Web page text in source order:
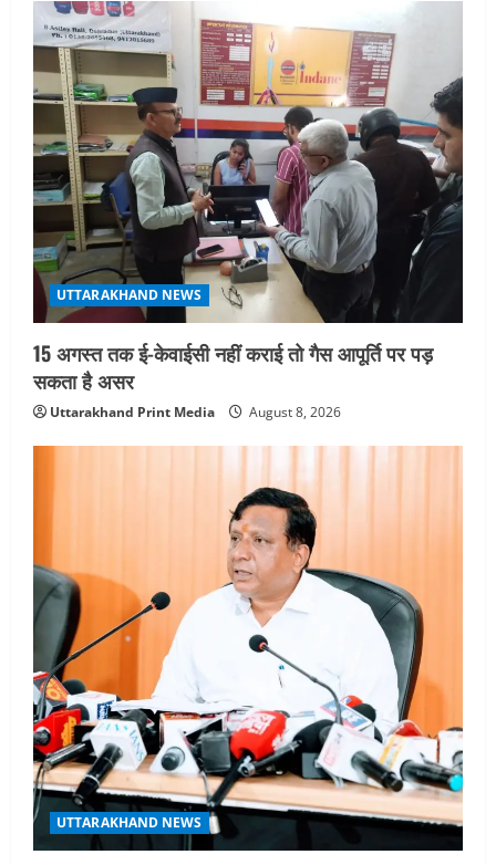
5
UTTARAKHAND NEWS
जिलाधिकारी/जिला निर्वाचन अधिकारी ने
सहसपुर विधानसभा क्षेत्र के पोलिंग बूथों का
निरीक्षण कर एसआईआर आपत्ति निस्तारण
शिविर की व्यवस्थाओं का लिया जायजा
August 6, 2026
UTTARAKHAND NEWS
15 अगस्त तक ई-केवाईसी नहीं कराई तो गैस आपूर्ति पर पड़
सकता है असर
Uttarakhand Print Media August 8, 2026
UTTARAKHAND NEWS